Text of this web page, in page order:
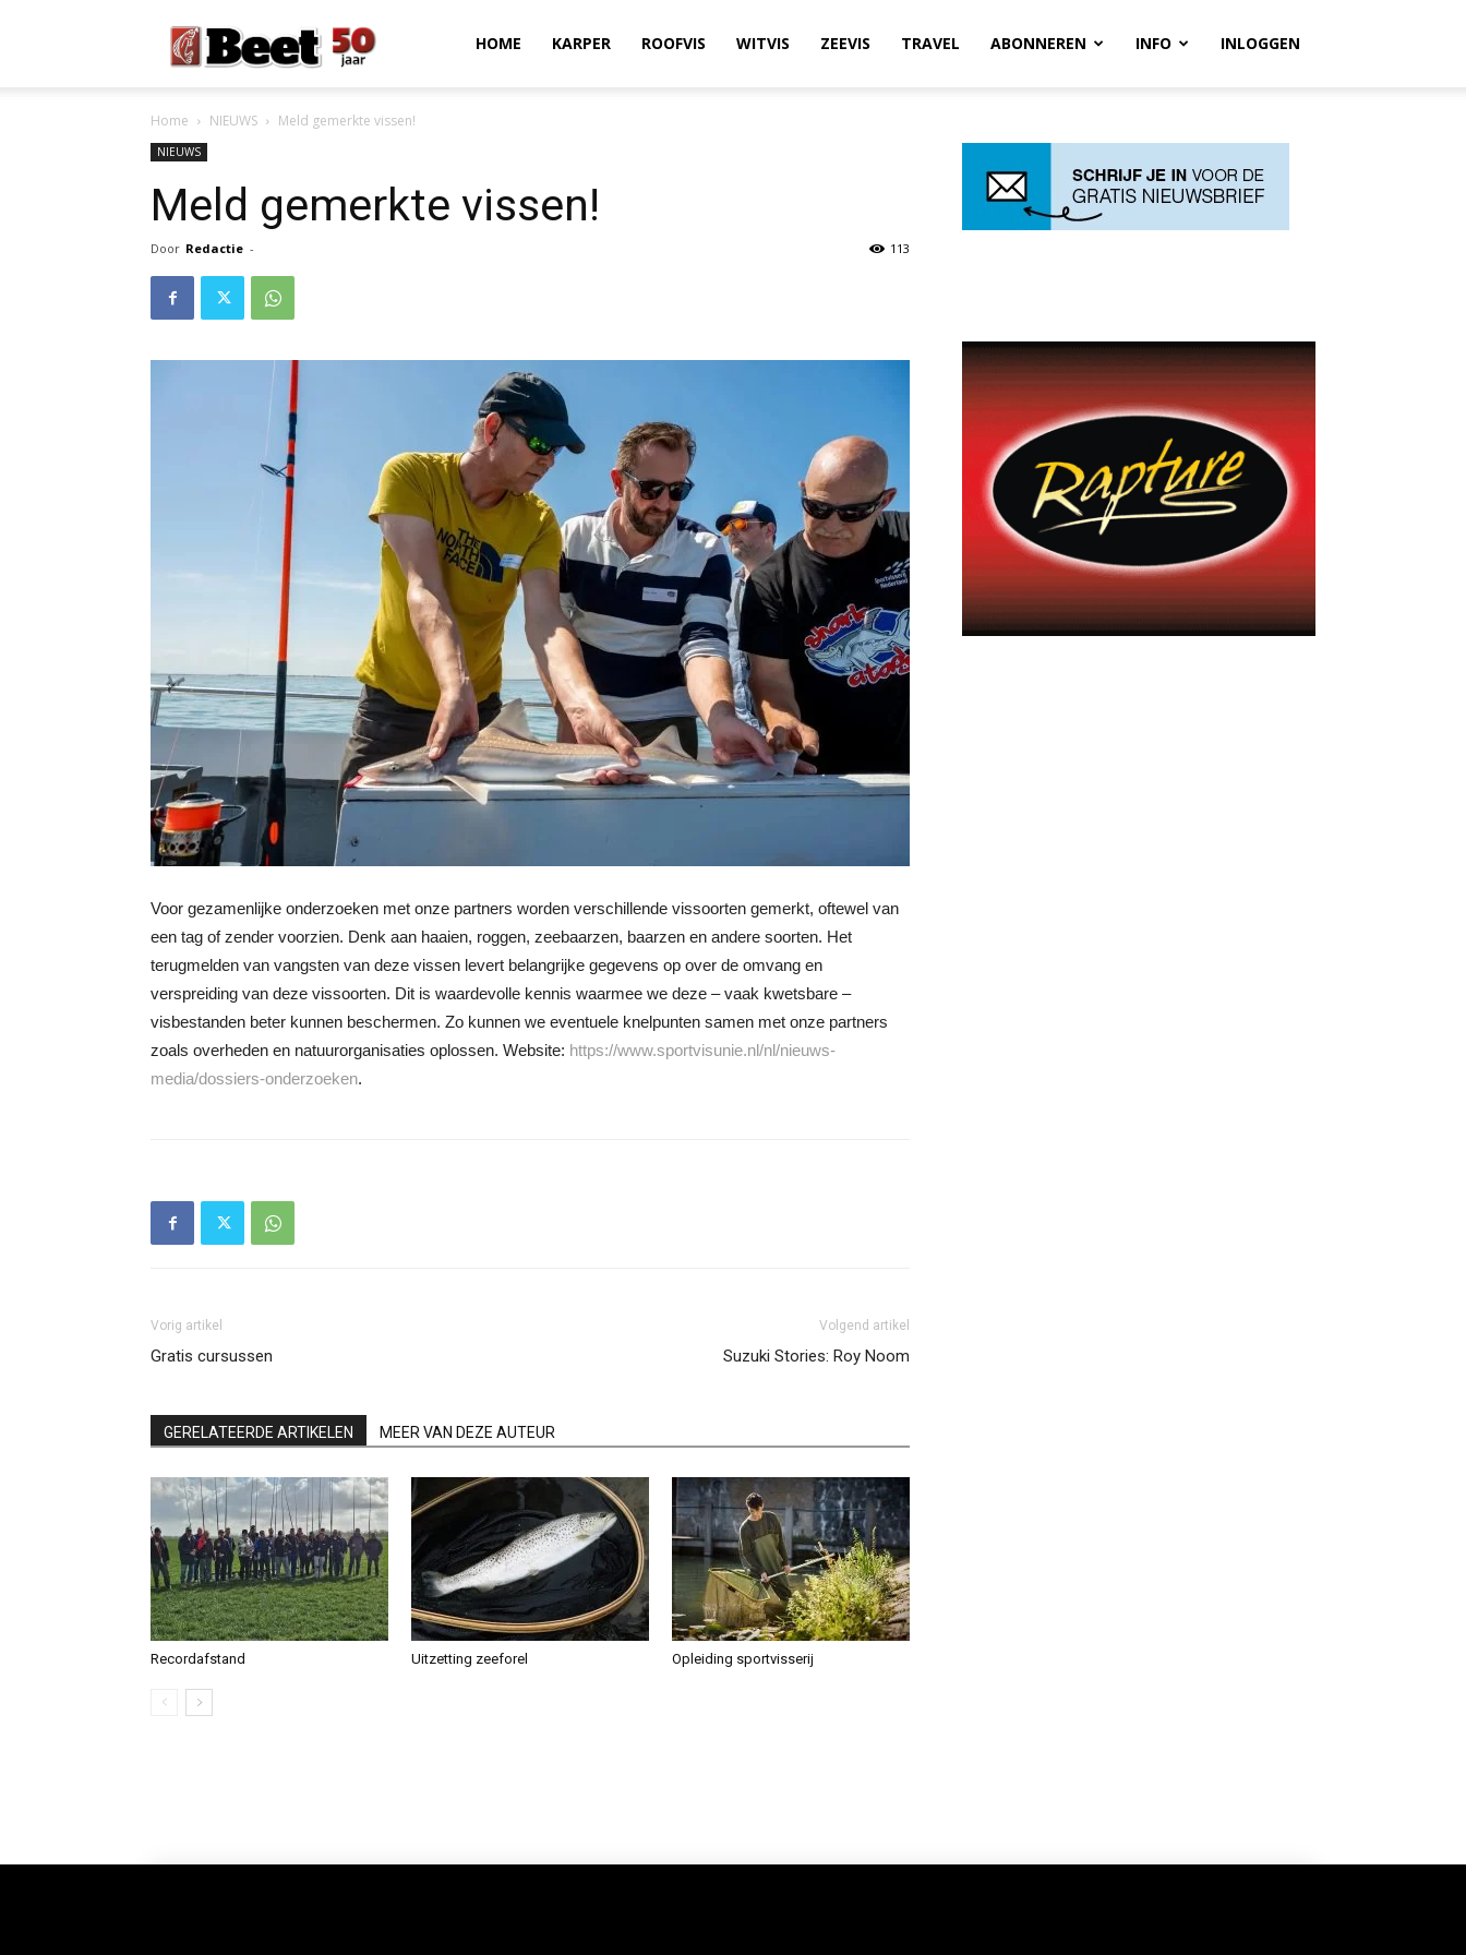
Magazine
HOME KARPER ROOFVIS WITVIS ZEEVIS TRAVEL ABONNEREN INFO INLOGGEN
Home NIEUWS Meld gemerkte vissen!
NIEUWS
Meld gemerkte vissen!
Door Redactie - 113
Voor gezamenlijke onderzoeken met onze partners worden verschillende vissoorten gemerkt, oftewel van
een tag of zender voorzien. Denk aan haaien, roggen, zeebaarzen, baarzen en andere soorten. Het
terugmelden van vangsten van deze vissen levert belangrijke gegevens op over de omvang en
verspreiding van deze vissoorten. Dit is waardevolle kennis waarmee we deze – vaak kwetsbare –
visbestanden beter kunnen beschermen. Zo kunnen we eventuele knelpunten samen met onze partners
zoals overheden en natuurorganisaties oplossen. Website: https://www.sportvisunie.nl/nl/nieuws-
media/dossiers-onderzoeken.
Vorig artikel
Gratis cursussen
Volgend artikel
Suzuki Stories: Roy Noom
GERELATEERDE ARTIKELEN MEER VAN DEZE AUTEUR
Recordafstand Uitzetting zeeforel Opleiding sportvisserij